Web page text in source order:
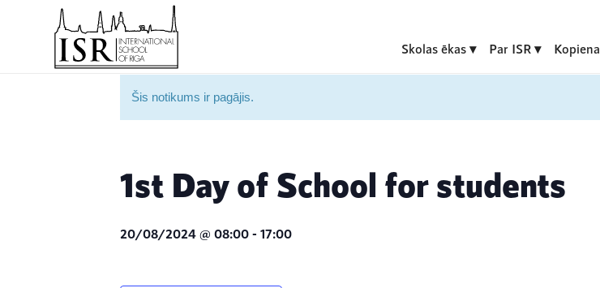
Skolas ēkas Par ISR Kopiena
Šis notikums ir pagājis.
1st Day of School for students
20/08/2024 @ 08:00 - 17:00